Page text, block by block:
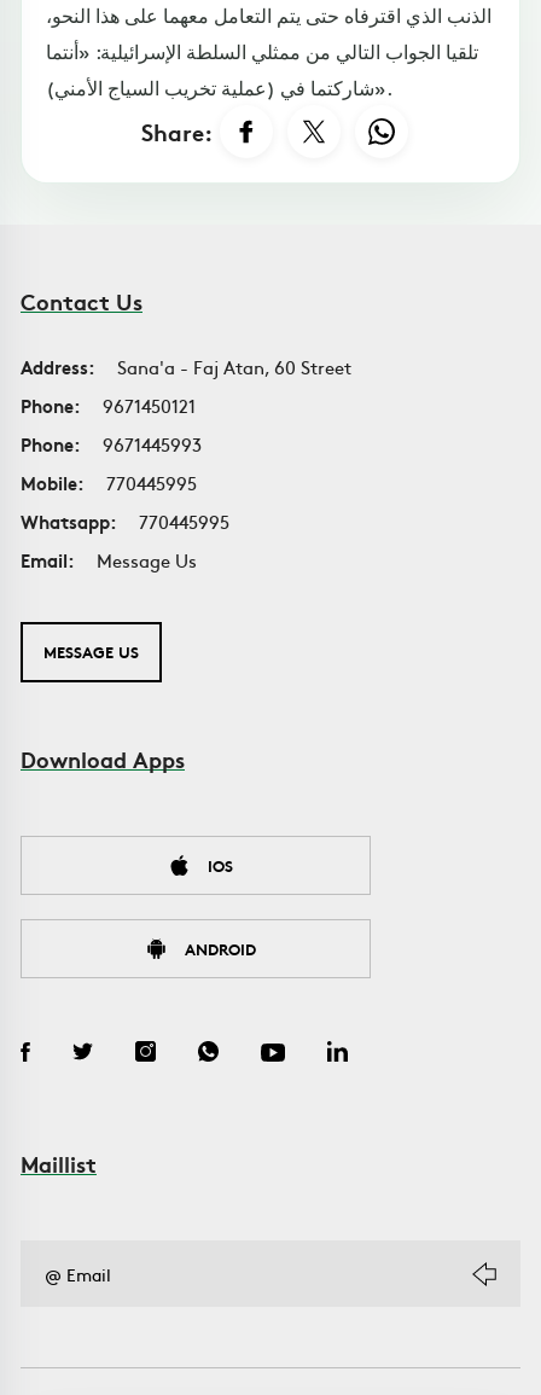
الذنب الذي اقترفاه حتى يتم التعامل معهما على هذا النحو،
تلقيا الجواب التالي من ممثلي السلطة الإسرائيلية: «أنتما
شاركتما في (عملية تخريب السياج الأمني)».
Share:
Contact Us
Address:
Sana'a - Faj Atan, 60 Street
Phone:
9671450121
Phone:
9671445993
Mobile:
770445995
Whatsapp:
770445995
Email:
Message Us
MESSAGE US
Download Apps
IOS
ANDROID
Maillist